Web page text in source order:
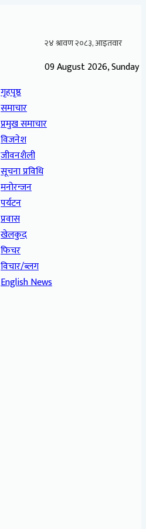
09 August 2026, Sunday
गृहपृष्ठ
समाचार
प्रमुख समाचार
विजनेश
जीवनशैली
सूचना प्रविधि
मनोरन्जन
पर्यटन
प्रवास
खेलकुद
फिचर
विचार/ब्लग
English News